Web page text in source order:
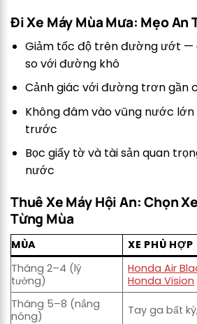
Đi Xe Máy Mùa Mưa: Mẹo An
Giảm tốc độ trên đường ướt —
so với đường khô
Cảnh giác với đường trơn gần
Không đâm vào vũng nước
trước
Bọc giấy tờ và tài sản quan
nước
Thuê Xe Máy Hội An: Chọn
Từng Mùa
MÙA
XE PHÙ HỢP
Tháng 2–4 (lý
tưởng)
Honda Air
Honda Vision
Tháng 5–8 (nắng
nóng)
Tay ga bất